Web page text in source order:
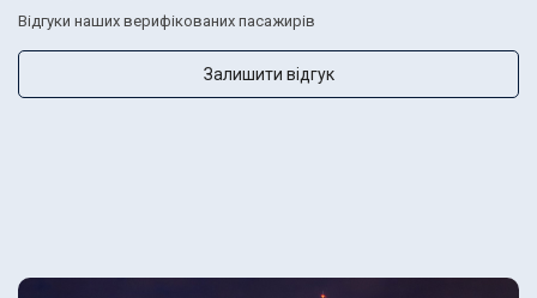
Відгуки наших верифікованих пасажирів
Залишити відгук